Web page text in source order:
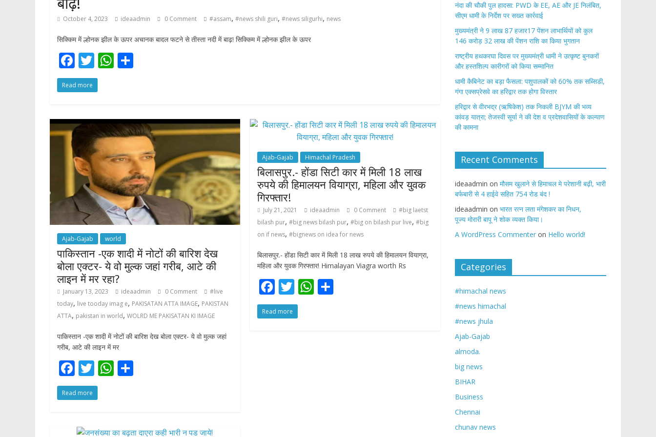
October 4, 2023 ideaadmin 0 Comment #assam, #news shili guri, #news siligurhi, news
सिक्किम में ल्होनक झील के ऊपर अचानक बादल फटने से तीस्ता नदी में बाढ़! सिक्किम में ल्होनक झील के ऊपर
F
ac
e
o
k
T
w
itt
W
A
p
p
Read more
Ajab-Gajab world
पाकिस्तान -एक शादी में नोटों की बारिश देख
बोला एक्‍टर- ये वो मुल्‍क जहां गरीब, आटे की
लाइन में मर रहा?
January 13, 2023 ideaadmin 0 Comment
#live
today, live tooday imag e, PAKISATAN ATTA IMAGE, PAKISTAN
ATTA, pakistan in world, WOLRD ME PAKISATAN KI IMAGE
पाकिस्तान -एक शादी में नोटों की बारिश देख बोला एक्‍टर- ये वो मुल्‍क जहां
गरीब, आटे की लाइन में मर
F
ac
e
o
T
w
itt
W
A
Read more
Ajab-Gajab Himachal Pradesh
बिलासपुर.- होंडा सिटी कार में मिली 18 लाख
रुपये की हिमालयन वियाग्रा, महिला और युवक
गिरफ्तार!
July 21, 2021 ideaadmin 0 Comment
#big laetst
bilash pur,#big news bilash pur,#big on bilash pur live,#big
on if news,#bignews on idea for news
बिलासपुर.- होंडा सिटी कार में मिली 18 लाख रुपये की हिमालयन वियाग्रा,
महिला और युवक गिरफ्तार! Himalayan Viagra worth Rs
F
ac
e
T
w
itt
W
Read more
नंदा की चौकी पुल हादसा: PWD के EE, AE और JE निलंबित,
सीएम धामी के निर्देश पर सख्त कार्रवाई
मुख्यमंत्री ने 9 लाख 87 हजार17 पेंशन लाभार्थियों को कुल
146 करोड़ 32 लाख की पेंशन राशि का किया भुगतान
राष्ट्रीय हथकरघा दिवस पर मुख्यमंत्री धामी ने उत्कृष्ट बुनकरों
और हस्तशिल्प कारीगरों को किया सम्मानित
​धामी कैबिनेट का बड़ा फैसला: पशुपालकों को 60% तक सब्सिडी,
गंगा एक्सप्रेसवे का हरिद्वार तक होगा विस्तार
​हरिद्वार से वीरभद्र (ऋषिकेश) तक निकली BJYM की भव्य
कांवड़ यात्रा; तेजस्वी सूर्या ने की देश व प्रदेशवासियों के कल्याण
की कामना
Recent Comments
ideaadmin on मौसम खुलाने से हिमाचल मे परेशानी बढ़ी, भारी
बर्फबारी से 4 हाईवे सहित 754 रोड बंद !
ideaadmin on भारत रत्न लता मंगेशकर का निधन,
पूज्य मोरारी बापू ने शोक व्यक्त किया।
A WordPress Commenter on Hello world!
Categories
#himachal news
#news himachal
#news jhula
Ajab-Gajab
almoda.
big news
BIHAR
Business
Chennai
chunav news